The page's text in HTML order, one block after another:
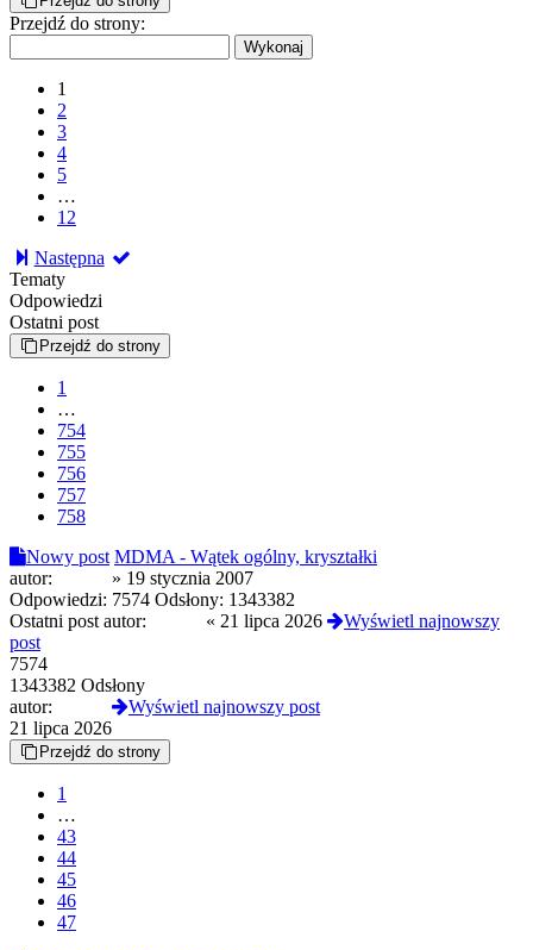
Przejdź do strony:
1
2
3
4
5
…
12
Następna
Tematy
Odpowiedzi
Ostatni post
Przejdź do strony
1
…
754
755
756
757
758
Nowy post MDMA - Wątek ogólny, kryształki
autor:
» 19 stycznia 2007
Odpowiedzi: 7574 Odsłony: 1343382
Ostatni post autor:
« 21 lipca 2026
Wyświetl najnowszy
post
7574
1343382 Odsłony
autor:
Wyświetl najnowszy post
21 lipca 2026
Przejdź do strony
1
…
43
44
45
46
47